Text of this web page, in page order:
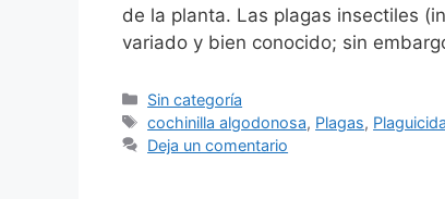
de la planta. Las plagas insectiles
variado y bien conocido; sin
Categorías
Sin categoría
Etiquetas
cochinilla algodonosa, Plagas,
Deja un comentario